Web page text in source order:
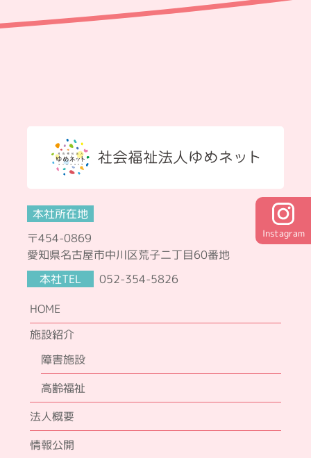
Instagram
本社所在地
〒454-0869
愛知県名古屋市中川区荒子二丁目60番地
本社TEL
052-354-5826
HOME
施設紹介
障害施設
高齢福祉
法人概要
情報公開